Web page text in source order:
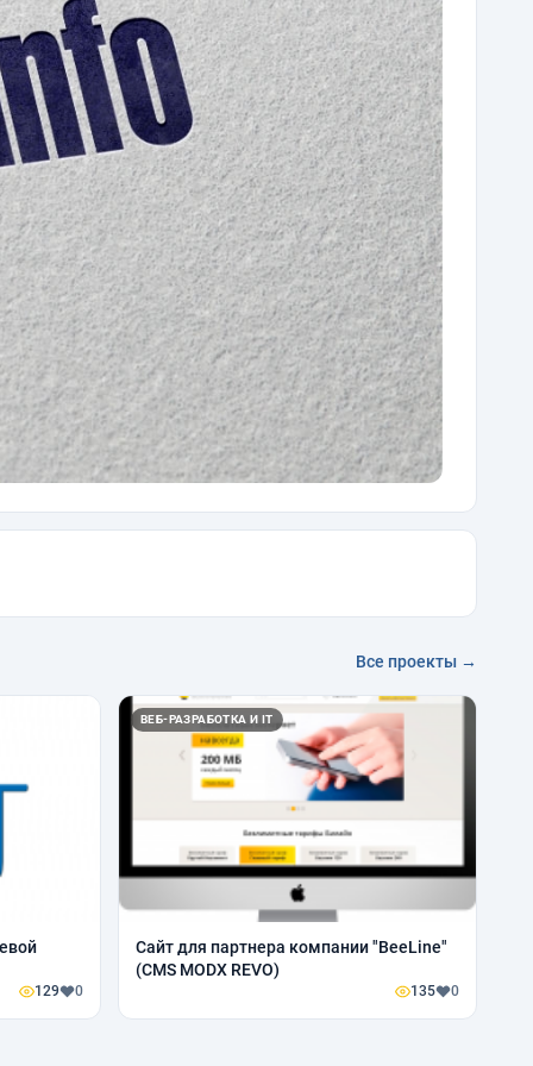
Все проекты →
129 0
ВЕБ-РАЗРАБОТКА И IT
Сайт для партнера компании "BeeLine"
(CMS MODX REVO)
135 0